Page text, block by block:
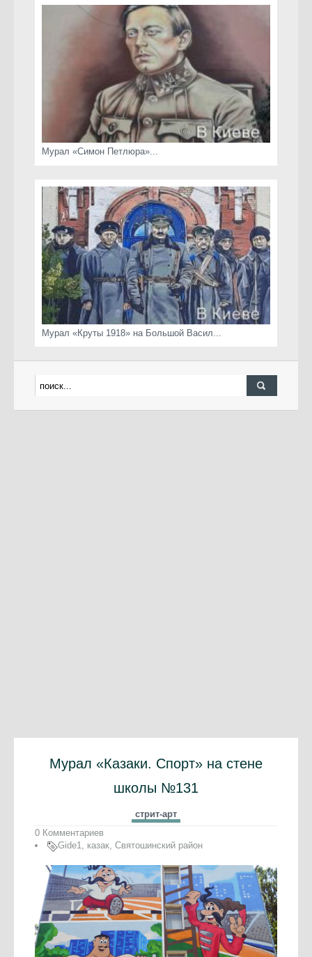
Мурал «Симон Петлюра»...
Мурал «Круты 1918» на Большой Васил...
Мурал «Казаки. Спорт» на стене
школы №131
стрит-арт
0 Комментариев
Gide1, казак, Святошинский район